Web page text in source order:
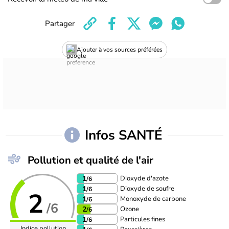
Ajouter à vos sources préférées
Partager
Infos SANTÉ
Pollution et qualité de l'air
2 /6
1/6 Dioxyde d'azote
1/6 Dioxyde de soufre
1/6 Monoxyde de carbone
2/6 Ozone
1/6 Particules fines